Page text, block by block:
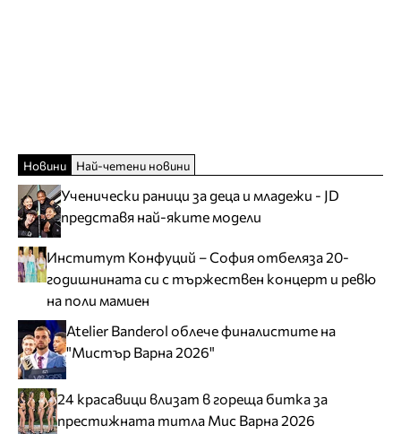
Новини Най-четени новини
Ученически раници за деца и младежи - JD
представя най-яките модели
Институт Конфуций – София отбеляза 20-
годишнината си с тържествен концерт и ревю
на поли мамиен
Atelier Banderol облече финалистите на
"Мистър Варна 2026"
24 красавици влизат в гореща битка за
престижната титла Мис Варна 2026